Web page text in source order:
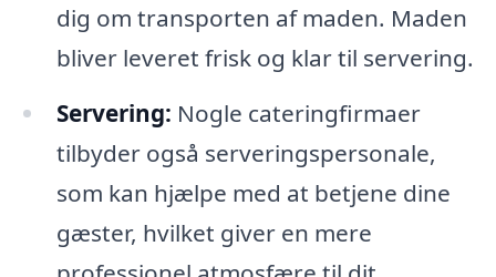
dig om transporten af maden. Maden
bliver leveret frisk og klar til servering.
Servering: Nogle cateringfirmaer
tilbyder også serveringspersonale,
som kan hjælpe med at betjene dine
gæster, hvilket giver en mere